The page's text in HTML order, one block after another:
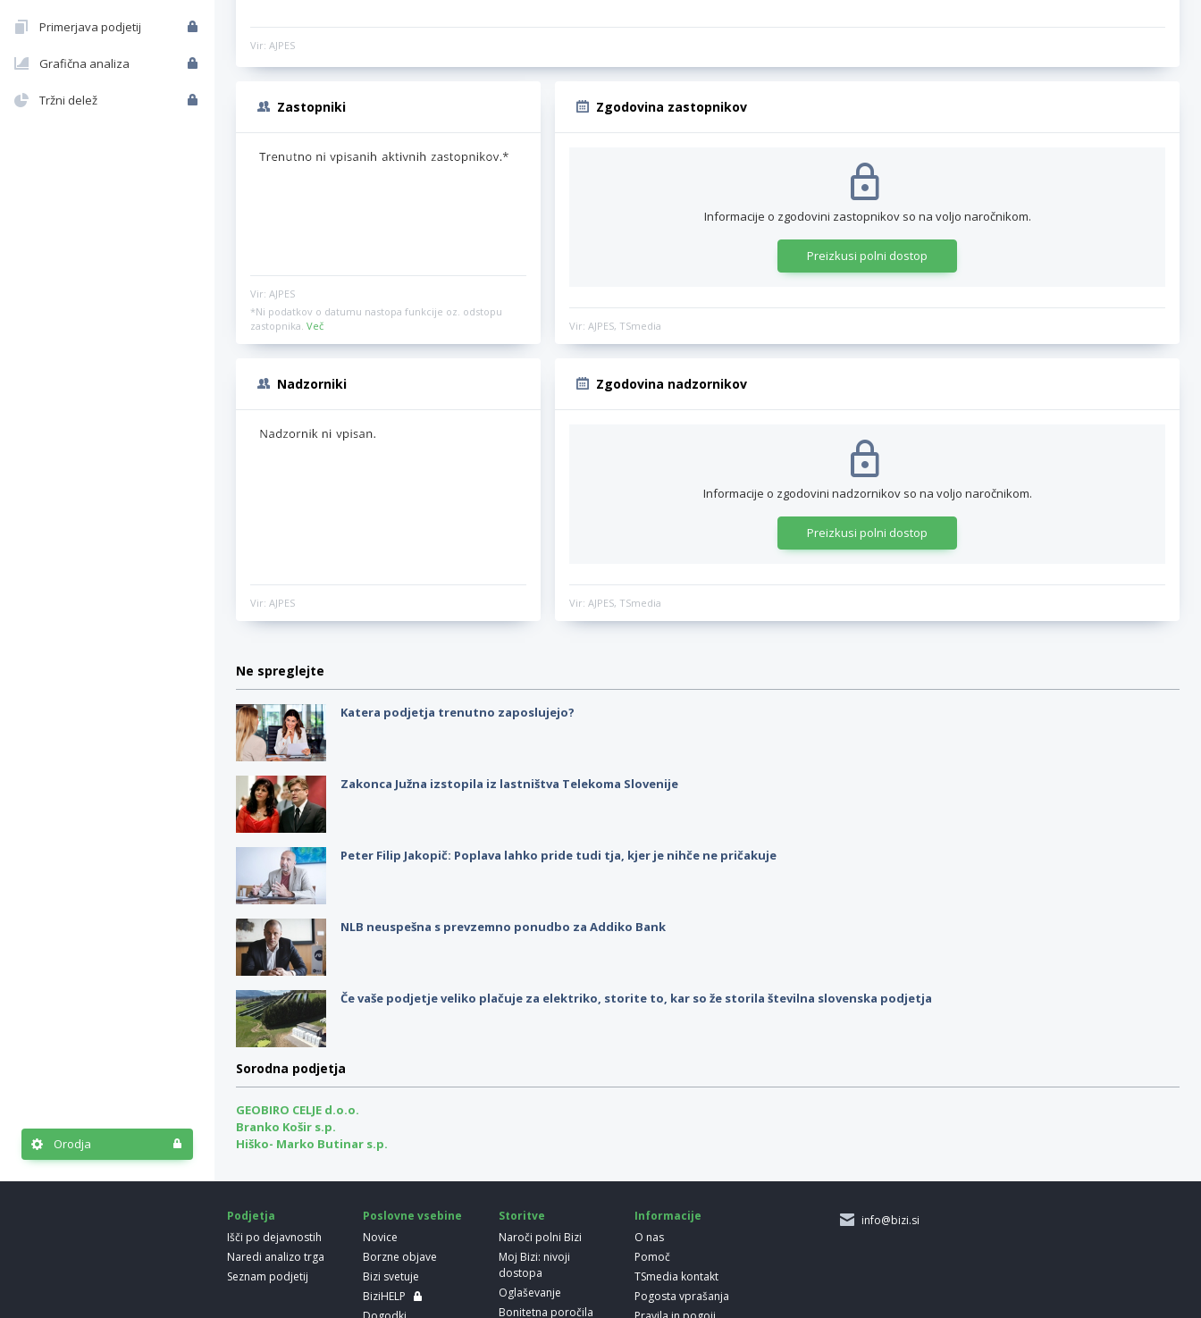
Primerjava podjetij
Grafična analiza
Tržni delež
Orodja
Vir: AJPES
Zastopniki
Vir: AJPES
*Ni podatkov o datumu nastopa funkcije oz. odstopu
zastopnika. Več
Zgodovina zastopnikov
Informacije o zgodovini zastopnikov so na voljo naročnikom.
Preizkusi polni dostop
Vir: AJPES, TSmedia
Nadzorniki
Vir: AJPES
Zgodovina nadzornikov
Informacije o zgodovini nadzornikov so na voljo naročnikom.
Preizkusi polni dostop
Vir: AJPES, TSmedia
Ne spreglejte
Katera podjetja trenutno zaposlujejo?
Zakonca Južna izstopila iz lastništva Telekoma Slovenije
Peter Filip Jakopič: Poplava lahko pride tudi tja, kjer je nihče ne pričakuje
NLB neuspešna s prevzemno ponudbo za Addiko Bank
Če vaše podjetje veliko plačuje za elektriko, storite to, kar so že storila številna slovenska podjetja
Sorodna podjetja
GEOBIRO CELJE d.o.o.
Branko Košir s.p.
Hiško- Marko Butinar s.p.
Podjetja
Išči po dejavnostih
Naredi analizo trga
Seznam podjetij
Poslovne vsebine
Novice
Borzne objave
Bizi svetuje
BiziHELP
Storitve
Naroči polni Bizi
Moj Bizi: nivoji
dostopa
Oglaševanje
Bonitetna poročila
Informacije
O nas
Pomoč
TSmedia kontakt
Pogosta vprašanja
info@bizi.si